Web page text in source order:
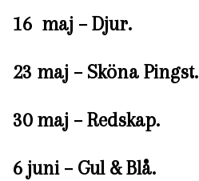
16 maj – Djur.
23 maj – Sköna Pingst.
30 maj – Redskap.
6 juni – Gul & Blå.